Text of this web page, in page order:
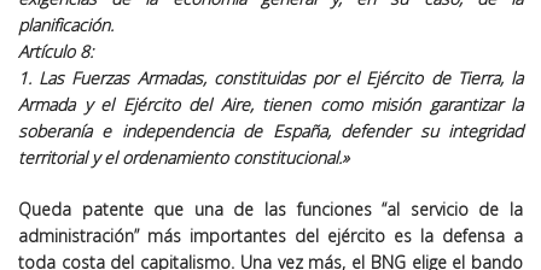
planificación.
Artículo 8:
1. Las Fuerzas Armadas, constituidas por el Ejército de Tierra, la
Armada y el Ejército del Aire, tienen como misión garantizar la
soberanía e independencia de España, defender su integridad
territorial yel ordenamiento constitucional.»
Queda patente que una de las funciones “al servicio de la
administración” más importantes del ejército es la defensa a
toda costa del capitalismo. Una vez más, el BNG elige el bando